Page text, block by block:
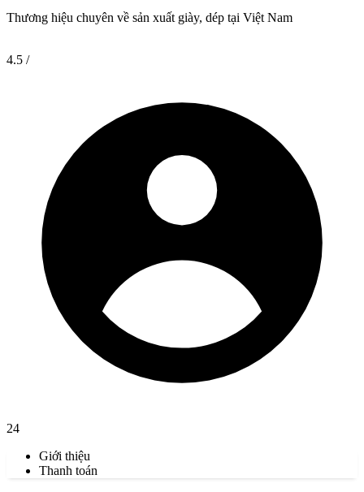
Thương hiệu chuyên về sản xuất giày, dép tại Việt Nam
4.5 /
24
Giới thiệu
Thanh toán